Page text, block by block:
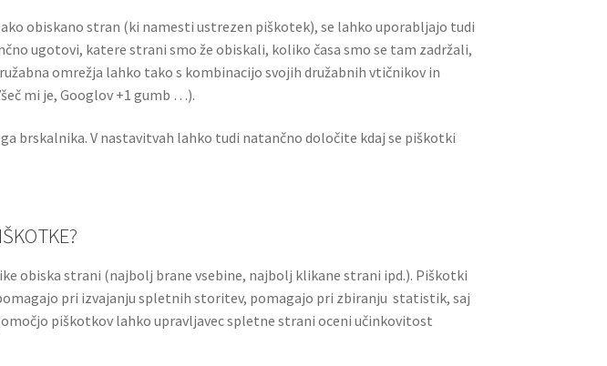
obiskano stran (ki namesti ustrezen piškotek), se lahko uporabljajo tudi
ugotovi, katere strani smo že obiskali, koliko časa smo se tam zadržali,
omrežja lahko tako s kombinacijo svojih družabnih vtičnikov in
mi je, Googlov +1 gumb …).
brskalnika. V nastavitvah lahko tudi natančno določite kdaj se piškotki
obiska strani (najbolj brane vsebine, najbolj klikane strani ipd.). Piškotki
pri izvajanju spletnih storitev, pomagajo pri zbiranju statistik, saj
piškotkov lahko upravljavec spletne strani oceni učinkovitost